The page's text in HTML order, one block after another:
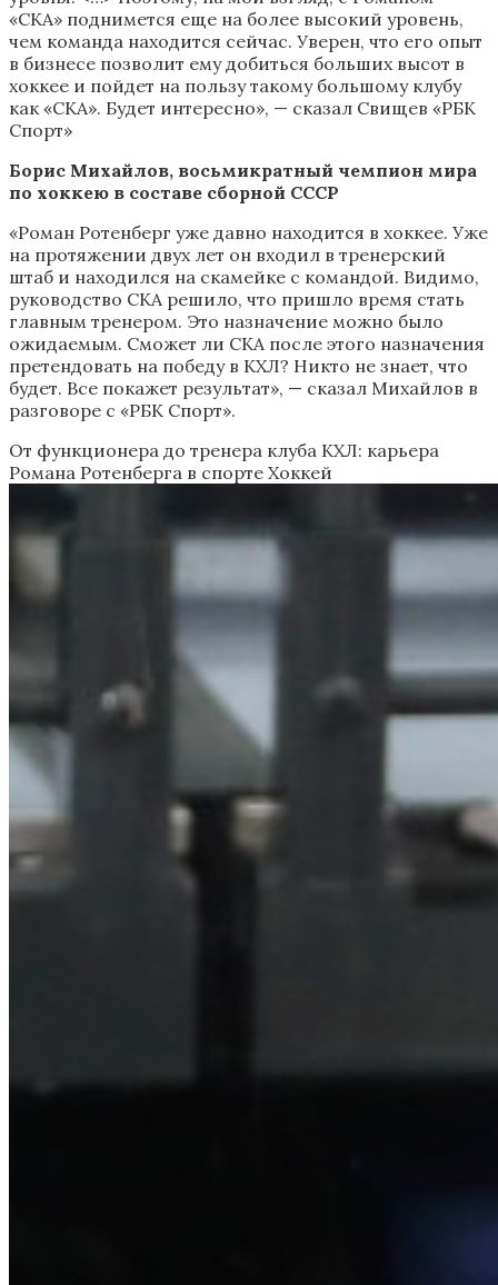
«СКА» поднимется еще на более высокий уровень,
чем команда находится сейчас. Уверен, что его опыт
в бизнесе позволит ему добиться больших высот в
хоккее и пойдет на пользу такому большому клубу
как «СКА». Будет интересно», — сказал Свищев «РБК
Спорт»
Борис Михайлов, восьмикратный чемпион мира
по хоккею в составе сборной СССР
«Роман Ротенберг уже давно находится в хоккее. Уже
на протяжении двух лет он входил в тренерский
штаб и находился на скамейке с командой. Видимо,
руководство СКА решило, что пришло время стать
главным тренером. Это назначение можно было
ожидаемым. Сможет ли СКА после этого назначения
претендовать на победу в КХЛ? Никто не знает, что
будет. Все покажет результат», — сказал Михайлов в
разговоре с «РБК Спорт».
От функционера до тренера клуба КХЛ: карьера
Романа Ротенберга в спорте Хоккей